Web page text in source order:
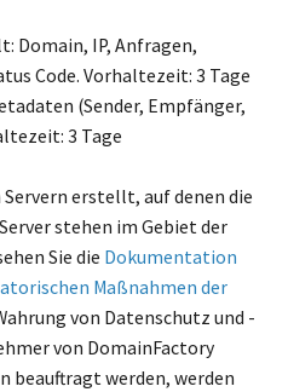
Domain, IP, Anfragen,
Code. Vorhaltezeit: 3 Tage
(Sender, Empfänger,
3 Tage
erstellt, auf denen die
stehen im Gebiet der
Sie die Dokumentation
Maßnahmen der
von Datenschutz und -
von DomainFactory
beauftragt werden, werden